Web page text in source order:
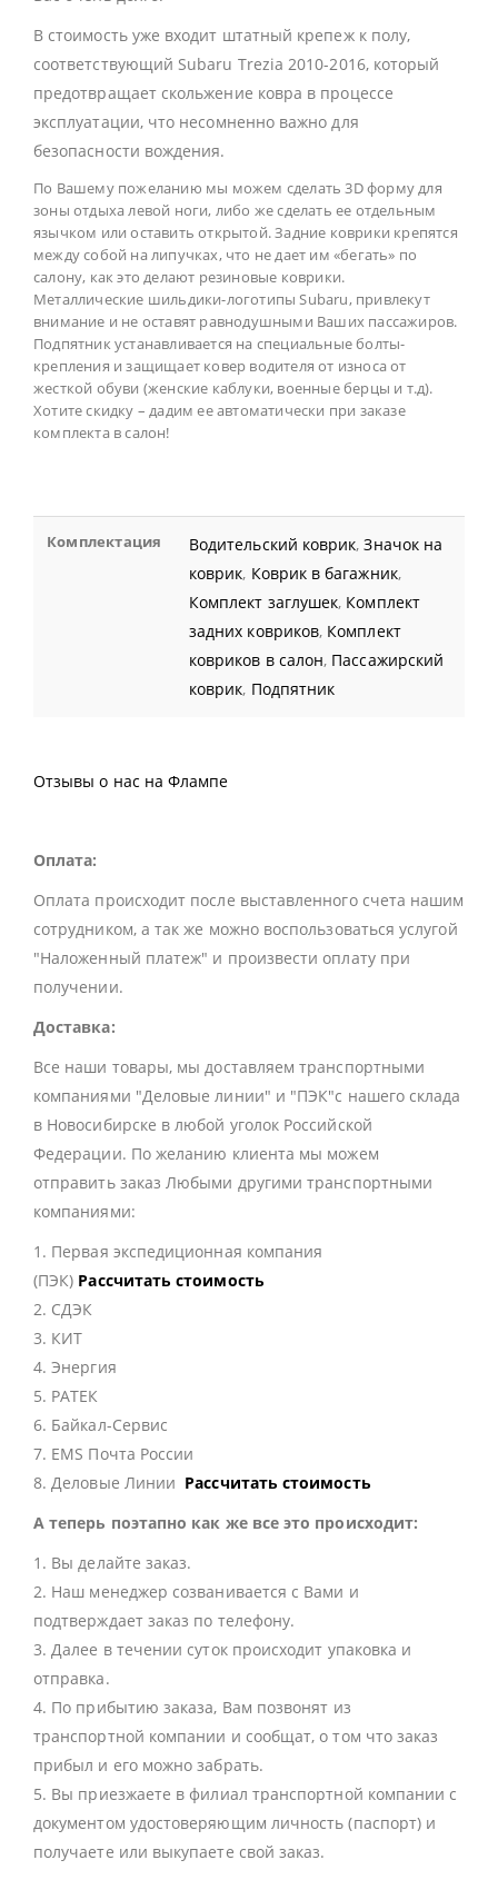
В стоимость уже входит штатный крепеж к полу,
соответствующий Subaru Trezia 2010-2016, который
предотвращает скольжение ковра в процессе
эксплуатации, что несомненно важно для
безопасности вождения.
По Вашему пожеланию мы можем сделать 3D форму для
зоны отдыха левой ноги, либо же сделать ее отдельным
язычком или оставить открытой. Задние коврики крепятся
между собой на липучках, что не дает им «бегать» по
салону, как это делают резиновые коврики.
Металлические шильдики-логотипы Subaru, привлекут
внимание и не оставят равнодушными Ваших пассажиров.
Подпятник устанавливается на специальные болты-
крепления и защищает ковер водителя от износа от
жесткой обуви (женские каблуки, военные берцы и т.д).
Хотите скидку – дадим ее автоматически при заказе
комплекта в салон!
Комплектация Водительский коврик,Значок на
коврик, Коврик в багажник,
Комплект заглушек, Комплект
задних ковриков, Комплект
ковриков в салон, Пассажирский
коврик, Подпятник
Отзывы о нас на Флампе
Оплата:
Оплата происходит после выставленного счета нашим
сотрудником, а так же можно воспользоваться услугой
"Наложенный платеж" и произвести оплату при
получении.
Доставка:
Все наши товары, мы доставляем транспортными
компаниями "Деловые линии" и "ПЭК"с нашего склада
в Новосибирске в любой уголок Российской
Федерации. По желанию клиента мы можем
отправить заказ Любыми другими транспортными
компаниями:
1. Первая экспедиционная компания
(ПЭК) Рассчитать стоимость
2. СДЭК
3. КИТ
4. Энергия
5. РАТЕК
6. Байкал-Сервис
7. EMS Почта России
8. Деловые Линии Рассчитать стоимость
А теперь поэтапно как же все это происходит:
1. Вы делайте заказ.
2. Наш менеджер созванивается с Вами и
подтверждает заказ по телефону.
3. Далее в течении суток происходит упаковка и
отправка.
4. По прибытию заказа, Вам позвонят из
транспортной компании и сообщат, о том что заказ
прибыл и его можно забрать.
5. Вы приезжаете в филиал транспортной компании с
документом удостоверяющим личность (паспорт) и
получаете или выкупаете свой заказ.